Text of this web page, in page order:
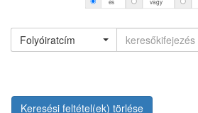
Folyóiratcím
Keresési feltétel(ek) törlése